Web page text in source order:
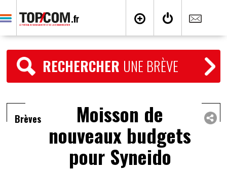
RECHERCHER UNE BRÈVE
Brèves Moisson de
nouveaux budgets
pour Syneido